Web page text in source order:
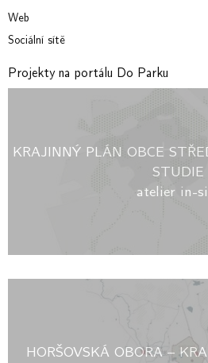
Web
Sociální sítě
Projekty na portálu Do Parku
KRAJINNÝ PLÁN OBCE
STUDIE
atelier in-
HORŠOVSKÁ OBORA –